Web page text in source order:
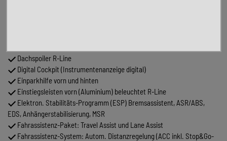
Dachspoiler R-Line
Digital Cockpit (Instrumentenanzeige digital)
Einparkhilfe vorn und hinten
Einstiegsleisten vorn (Aluminium) beleuchtet R-Line
Elektron. Stabilitäts-Programm (ESP) Bremsassistent, ASR/ABS,
EDS, Anhängerstabilisierung, MSR
Fahrassistenz-Paket: Travel Assist und Lane Assist
Fahrassistenz-System: Autom. Distanzregelung (ACC inkl. Stop&Go-